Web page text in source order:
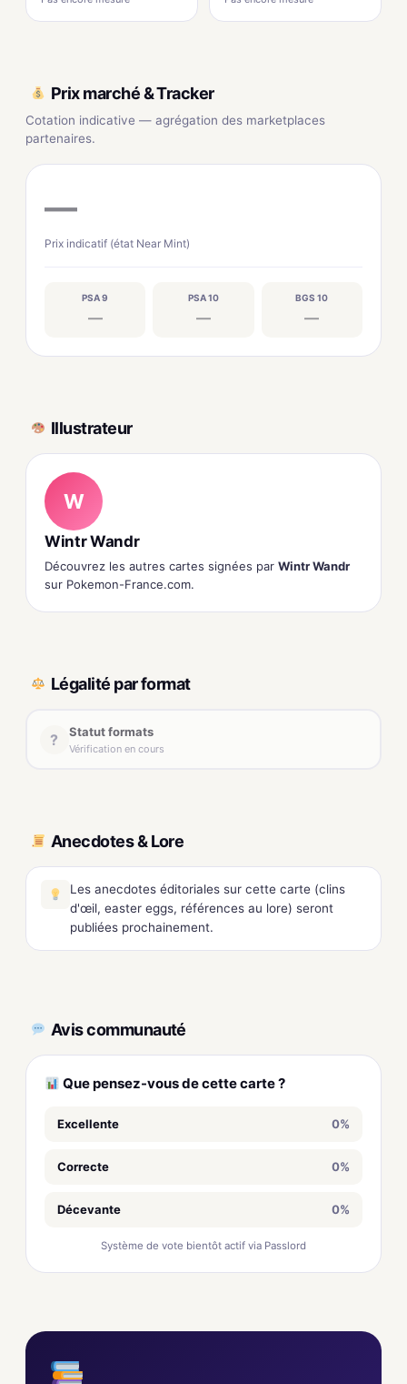
Prix marché & Tracker
Cotation indicative — agrégation des marketplaces
partenaires.
—
Prix indicatif (état Near Mint)
PSA 9
—
PSA 10
—
BGS 10
—
Illustrateur
W
Wintr Wandr
Découvrez les autres cartes signées par Wintr Wandr
sur Pokemon-France.com.
Légalité par format
? Statut formats
Vérification en cours
Anecdotes & Lore
Les anecdotes éditoriales sur cette carte (clins
d'œil, easter eggs, références au lore) seront
publiées prochainement.
Avis communauté
Que pensez-vous de cette carte ?
Excellente 0%
Correcte 0%
Décevante 0%
Système de vote bientôt actif via Passlord